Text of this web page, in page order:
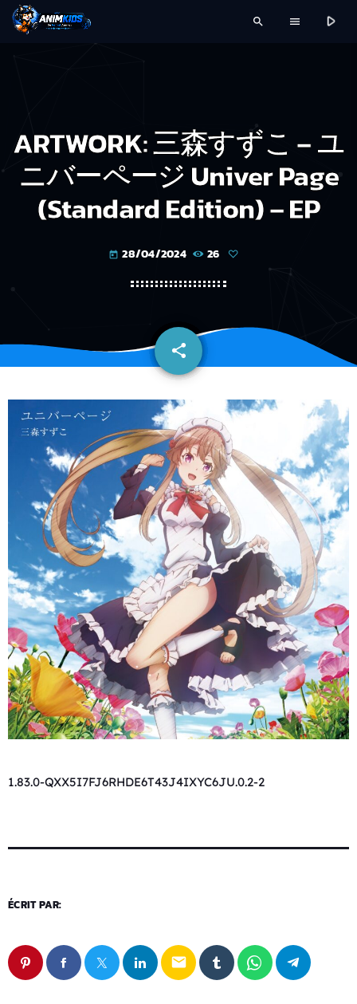
search menu play_arrow
ARTWORK: 三森すずこ – ユ
ニバーページ Univer Page
(Standard Edition) – EP
today 28/04/2024 26
share
email
1.83.0-QXX5I7FJ6RHDE6T43J4IXYC6JU.0.2-2
ÉCRIT PAR:
email